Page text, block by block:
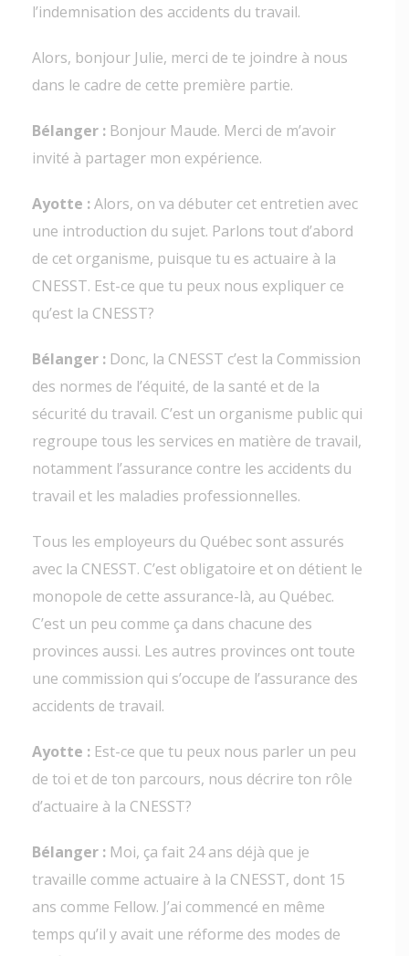
l’indemnisation des accidents du travail.
Alors, bonjour Julie, merci de te joindre à nous
dans le cadre de cette première partie.
Bélanger : Bonjour Maude. Merci de m’avoir
invité à partager mon expérience.
Ayotte :Alors, on va débuter cet entretien avec
une introduction du sujet. Parlons tout d’abord
de cet organisme, puisque tu es actuaire à la
CNESST. Est-ce que tu peux nous expliquer ce
qu’est la CNESST?
Bélanger : Donc, la CNESST c’est la Commission
des normes de l’équité, de la santé et de la
sécurité du travail. C’est un organisme public qui
regroupe tous les services en matière de travail,
notamment l’assurance contre les accidents du
travail et les maladies professionnelles.
Tous les employeurs du Québec sont assurés
avec la CNESST. C’est obligatoire et on détient le
monopole de cette assurance-là, au Québec.
C’est un peu comme ça dans chacune des
provinces aussi. Les autres provinces ont toute
une commission qui s’occupe de l’assurance des
accidents de travail.
Ayotte : Est-ce que tu peux nous parler un peu
de toi et de ton parcours, nous décrire ton rôle
d’actuaire à la CNESST?
Bélanger : Moi, ça fait 24 ans déjà que je
travaille comme actuaire à la CNESST, dont 15
ans comme Fellow. J’ai commencé en même
temps qu’il y avait une réforme des modes de